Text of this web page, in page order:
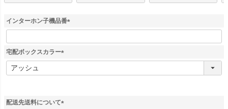
インターホン子機品番
(
)
宅配ボックスカラー
(
配送先送料について